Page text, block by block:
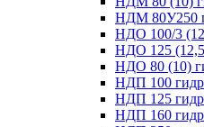
НДМ 80У250
НДО 100/3
НДО 125 (12,5/
НДО 80 (10)
НДП 100
НДП 125
НДП 160